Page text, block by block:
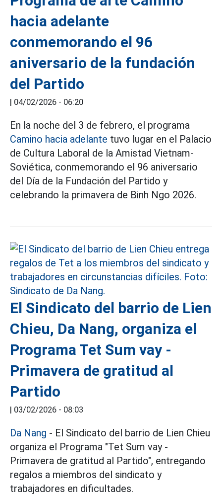
hacia adelante
conmemorando el 96
aniversario de la fundación
del Partido
| 04/02/2026 - 06:20
En la noche del 3 de febrero, el programa
Camino hacia adelante tuvo lugar en el Palacio
de Cultura Laboral de la Amistad Vietnam-
Soviética, conmemorando el 96 aniversario
del Día de la Fundación del Partido y
celebrando la primavera de Binh Ngo 2026.
El Sindicato del barrio de Lien
Chieu, Da Nang, organiza el
Programa Tet Sum vay -
Primavera de gratitud al
Partido
| 03/02/2026 - 08:03
Da Nang - El Sindicato del barrio de Lien Chieu
organiza el Programa "Tet Sum vay -
Primavera de gratitud al Partido", entregando
regalos a miembros del sindicato y
trabajadores en dificultades.